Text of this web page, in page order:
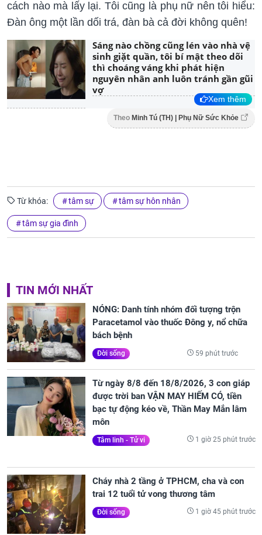
cách nào mà lấy lại. Tôi cũng là phụ nữ nên tôi hiểu:
Đàn ông một lần dối trá, đàn bà cả đời không quên!
Sáng nào chồng cũng lén vào nhà vệ
sinh giặt quần, tôi bí mật theo dõi
thì choáng váng khi phát hiện
nguyên nhân anh luôn tránh gần gũi
vợ
Xem thêm
Theo Minh Tú (TH) | Phụ Nữ Sức Khỏe
Từ khóa: tâm sự tâm sự hôn nhân
tâm sự gia đình
TIN MỚI NHẤT
NÓNG: Danh tính nhóm đối tượng trộn
Paracetamol vào thuốc Đông y, nổ chữa
bách bệnh
Đời sống 59 phút trước
Từ ngày 8/8 đến 18/8/2026, 3 con giáp
được trời ban VẬN MAY HIẾM CÓ, tiền
bạc tự động kéo về, Thần May Mắn lâm
môn
Tâm linh - Tử vi 1 giờ 25 phút trước
Cháy nhà 2 tầng ở TPHCM, cha và con
trai 12 tuổi tử vong thương tâm
Đời sống 1 giờ 45 phút trước